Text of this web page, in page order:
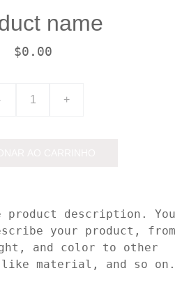
name
$0.00
+
product description. You
your product, from
and color to other
material, and so on.